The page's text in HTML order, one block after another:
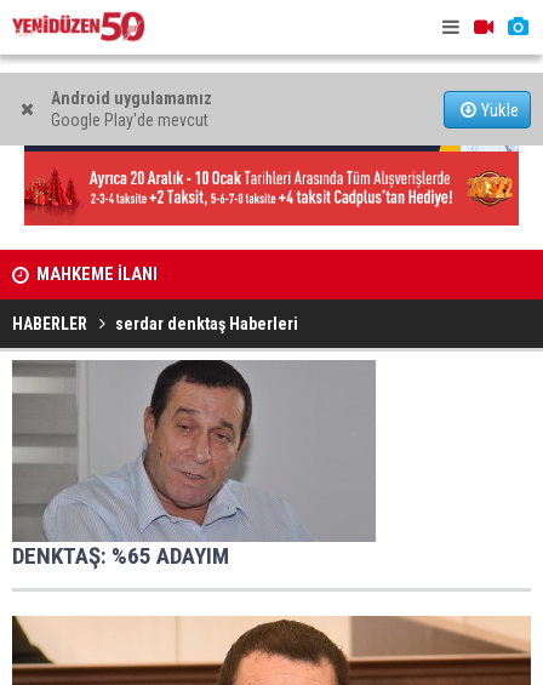
Android uygulamamız
Google Play'de mevcut
Yükle
MAHKEME İLANI
HABERLER serdar denktaş Haberleri
DENKTAŞ: %65 ADAYIM